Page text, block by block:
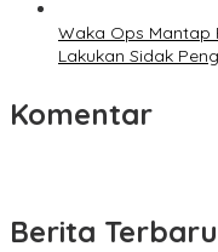
Waka Ops Mantap
Lakukan Sidak
Komentar
Berita Terbaru